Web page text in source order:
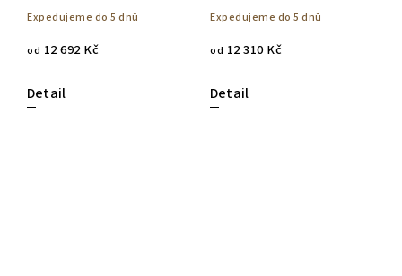
Expedujeme do 5 dnů
od 12 692 Kč
Detail
Expedujeme do 5 dnů
od 12 310 Kč
Detail